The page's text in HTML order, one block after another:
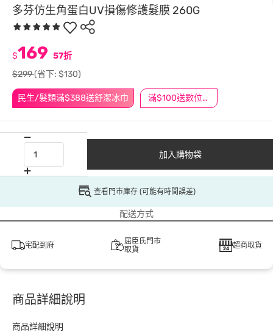
多芬仿生角蛋白UV損傷修護髮膜 260G
民生/髮類滿$388送舒潔冰巾 滿$100送數位印花
$169 57折
$299(省下: $130)
加入購物袋
查看門市庫存 (可能有時間誤差)
配送方式
宅配到府
屈臣氏門市
取貨
超商取貨
商品詳細說明
商品詳細說明